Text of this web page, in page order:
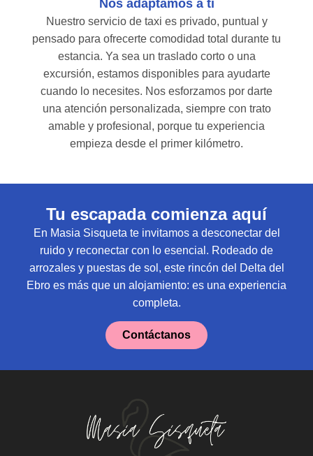
Nos adaptamos a ti
Nuestro servicio de taxi es privado, puntual y
pensado para ofrecerte comodidad total durante tu
estancia. Ya sea un traslado corto o una
excursión, estamos disponibles para ayudarte
cuando lo necesites. Nos esforzamos por darte
una atención personalizada, siempre con trato
amable y profesional, porque tu experiencia
empieza desde el primer kilómetro.
Tu escapada comienza aquí
En Masia Sisqueta te invitamos a desconectar del
ruido y reconectar con lo esencial. Rodeado de
arrozales y puestas de sol, este rincón del Delta del
Ebro es más que un alojamiento: es una experiencia
completa.
Contáctanos